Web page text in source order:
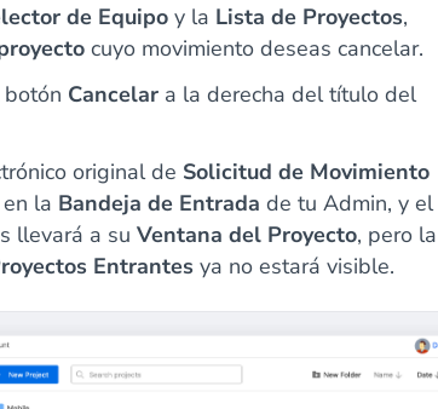
de Equipo y la Lista de Proyectos,
cuyo movimiento deseas cancelar.
botón Cancelar a la derecha del título del
original de Solicitud de Movimiento
la Bandeja de Entrada de tu Admin, y el
llevará a su Ventana del Proyecto, pero la
Entrantes ya no estará visible.